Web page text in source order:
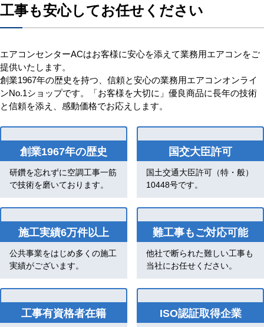
工事も安心してお任せください
エアコンセンターACはお客様に安心を添えて業務用エアコンをご
提供いたします。
創業1967年の歴史を持つ、信頼と安心の業務用エアコンオンライ
ンNo.1ショップです。「お客様を大切に」優良商品に長年の技術
と信頼を添え、感動価格でお応えします。
創業1967年の歴史
研鑽を忘れずに空調工事一筋
で技術を磨いております。
国交大臣許可
国土交通大臣許可（特・般）
10448号です。
施工実績6万件以上
公共事業をはじめ多くの施工
実績がございます。
難工事もご対応可能
他社で断られた難しい工事も
当社にお任せください。
工事有資格者在籍 ISO認証取得企業